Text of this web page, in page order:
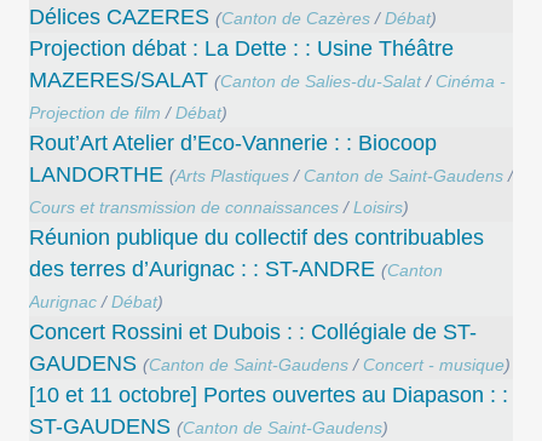
Délices CAZERES (Canton de Cazères/Débat)
Projection débat : La Dette : : Usine Théâtre
MAZERES/SALAT (Canton de Salies-du-Salat/ Cinéma -
Projection de film /Débat)
Rout’Art Atelier d’Eco-Vannerie : : Biocoop
LANDORTHE (Arts Plastiques/ Canton de Saint-Gaudens/
Cours et transmission de connaissances/Loisirs)
Réunion publique du collectif des contribuables
des terres d’Aurignac : : ST-ANDRE (Canton
Aurignac/Débat)
Concert Rossini et Dubois : : Collégiale de ST-
GAUDENS (Canton de Saint-Gaudens/ Concert - musique)
[10 et 11 octobre] Portes ouvertes au Diapason : :
ST-GAUDENS (Canton de Saint-Gaudens)